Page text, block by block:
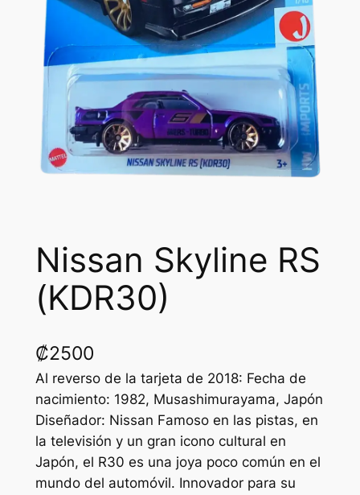
Nissan Skyline RS
(KDR30)
₡2500
Al reverso de la tarjeta de 2018: Fecha de
nacimiento: 1982, Musashimurayama, Japón
Diseñador: Nissan Famoso en las pistas, en
la televisión y un gran icono cultural en
Japón, el R30 es una joya poco común en el
mundo del automóvil. Innovador para su